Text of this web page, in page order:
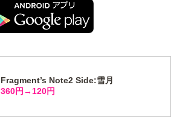
Fragment’s Note2 Side:雪月
360円→120円